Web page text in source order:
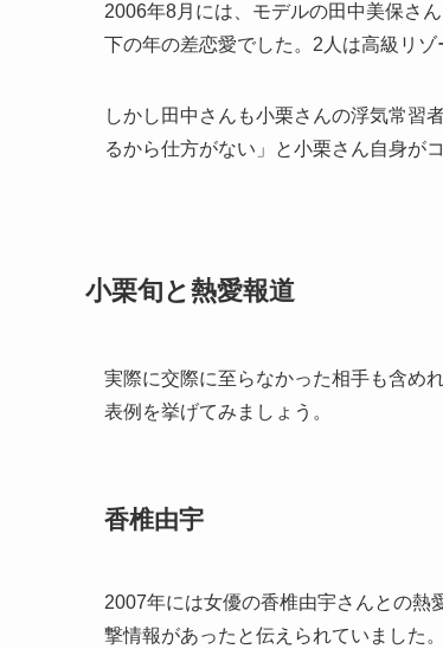
2006年8月には、モデルの田中美保さ
下の年の差恋愛でした。2人は高級リ
しかし田中さんも小栗さんの浮気常習
るから仕方がない」と小栗さん自身が
小栗旬と熱愛報道
実際に交際に至らなかった相手も含め
表例を挙げてみましょう。
香椎由宇
2007年には女優の香椎由宇さんとの熱
撃情報があったと伝えられていました